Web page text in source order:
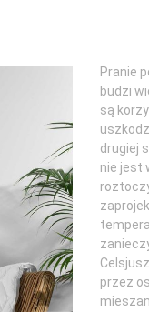
Pranie
budzi
są
drugiej
nie jest
przez